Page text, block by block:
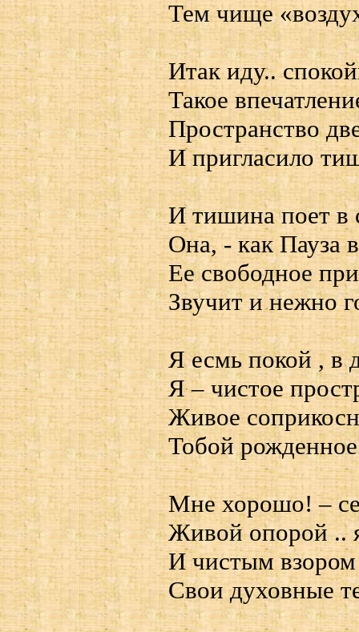
Тем чище
Итак иду..
Такое
Пространство
И пригласило
И тишина поет в
Она, - как Пауза
Ее свободное
Звучит и нежно
Я есмь покой , в
Я – чистое
Живое
Тобой
Мне хорошо! –
Живой опорой ..
И чистым взором
Свои духовные